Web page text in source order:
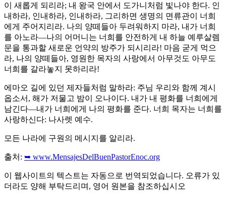
이 새롭게 되리라; 내 왕국 안에서 도가니처럼 빛나야 한다. 인
내하라, 인내하라, 인내하라, 그리하면 생명의 면류관이 너희
에게 주어지리라. 나의 양떼들아 두려워하지 마라, 내가 너희
를 아노라—나의 어머니는 너희를 안전하게 내 하늘 예루살렘
문을 통과할 새로운 언약의 방주가 되시리라! 마음 굳게 먹으
라, 나의 양떼들아, 영원한 목자의 사랑에서 아무것도 아무도
너희를 갈라놓지 못하리라!
에마오 길에 있던 제자들처럼 말하라: 주님 우리와 함께 계시
옵소서, 해가 저물고 밤이 오나이다. 내가 내 평화를 너희에게
남긴다—내가 너희에게 나의 평화를 준다. 너희 목자는 너희를
사랑하신다: 나사렛 예수.
모든 나라에 구원의 메시지를 알리라.
출처: ➥ www.MensajesDelBuenPastorEnoc.org
이 웹사이트의 텍스트는 자동으로 번역되었습니다. 오류가 있
더라도 양해 부탁드리며, 영어 원본을 참조하십시오